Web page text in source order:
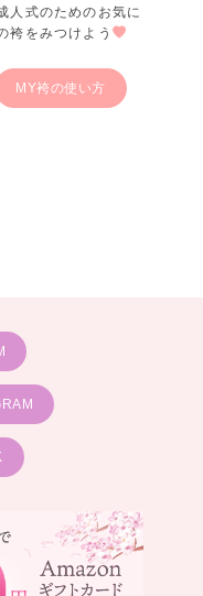
人式のためのお気に
袴をみつけよう
MY袴の使い方